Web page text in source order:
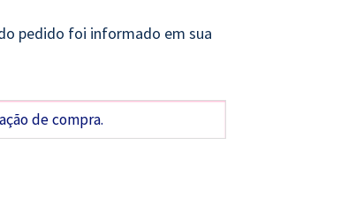
pedido foi informado em sua